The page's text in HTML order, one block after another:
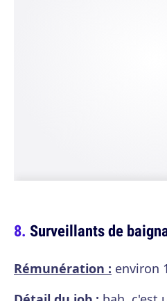
Surveillants de
Rémunération : environ